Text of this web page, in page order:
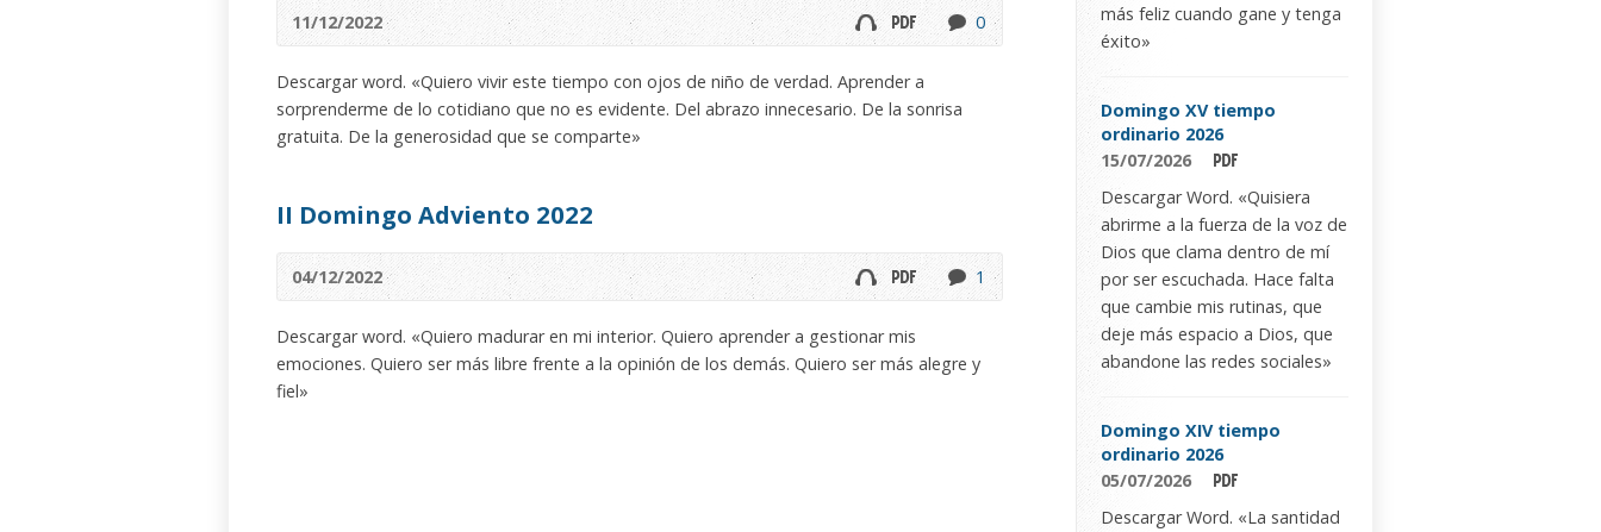
11/12/2022 0
Descargar word. «Quiero vivir este tiempo con ojos de niño de verdad. Aprender a
sorprenderme de lo cotidiano que no es evidente. Del abrazo innecesario. De la sonrisa
gratuita. De la generosidad que se comparte»
II Domingo Adviento 2022
04/12/2022 1
Descargar word. «Quiero madurar en mi interior. Quiero aprender a gestionar mis
emociones. Quiero ser más libre frente a la opinión de los demás. Quiero ser más alegre y
fiel»
más feliz cuando gane y tenga
éxito»
Domingo XV tiempo
ordinario 2026
15/07/2026
Descargar Word. «Quisiera
abrirme a la fuerza de la voz de
Dios que clama dentro de mí
por ser escuchada. Hace falta
que cambie mis rutinas, que
deje más espacio a Dios, que
abandone las redes sociales»
Domingo XIV tiempo
ordinario 2026
05/07/2026
Descargar Word. «La santidad